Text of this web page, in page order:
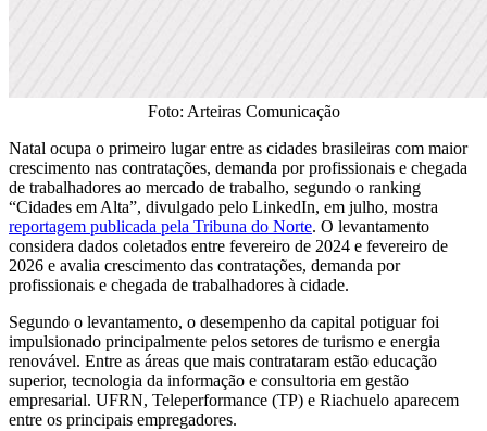
Foto: Arteiras Comunicação
Natal ocupa o primeiro lugar entre as cidades brasileiras com maior
crescimento nas contratações, demanda por profissionais e chegada
de trabalhadores ao mercado de trabalho, segundo o ranking
“Cidades em Alta”, divulgado pelo LinkedIn, em julho, mostra
reportagem publicada pela Tribuna do Norte. O levantamento
considera dados coletados entre fevereiro de 2024 e fevereiro de
2026 e avalia crescimento das contratações, demanda por
profissionais e chegada de trabalhadores à cidade.
Segundo o levantamento, o desempenho da capital potiguar foi
impulsionado principalmente pelos setores de turismo e energia
renovável. Entre as áreas que mais contrataram estão educação
superior, tecnologia da informação e consultoria em gestão
empresarial. UFRN, Teleperformance (TP) e Riachuelo aparecem
entre os principais empregadores.